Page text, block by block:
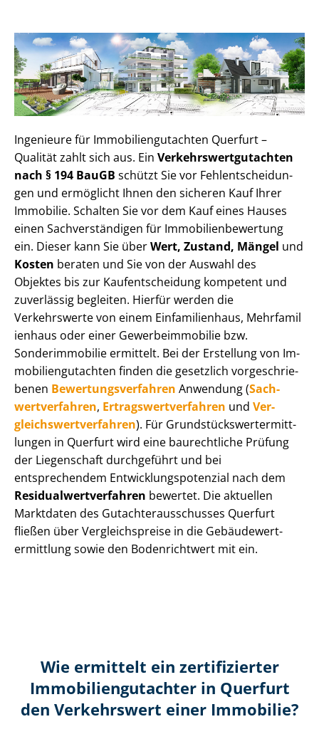
Ingenieure für Im­mo­bi­li­en­gut­ach­ten Querfurt –
Qualität zahlt sich aus. Ein Ver­kehrs­wert­gut­ach­ten
nach § 194 BauGB schützt Sie vor Fehl­ent­schei­dun­
gen und ermöglicht Ihnen den sicheren Kauf Ihrer
Immobilie. Schalten Sie vor dem Kauf eines Hauses
einen Sach­ver­stän­di­gen für Im­mo­bi­li­en­be­wer­tung
ein. Dieser kann Sie überWert, Zustand, Mängel und
Kosten beraten und Sie von der Auswahl des
Objektes bis zur Kauf­ent­schei­dung kompetent und
zuverlässig begleiten. Hierfür werden die
Verkehrswerte von einem Einfamilienhaus, Mehr­fa­mi­l
i­en­haus oder einer Ge­wer­be­im­mo­bi­lie bzw.
Sonderimmobilie ermittelt. Bei der Erstellung von Im­
mo­bi­li­en­gut­ach­ten finden die gesetzlich vor­ge­schrie­
be­nen Be­wer­tungs­ver­fah­ren Anwendung (Sach­
wert­ver­fah­ren, Er­trags­wert­ver­fah­ren und Ver­
gleichs­wert­ver­fah­ren). Für Grund­stücks­wert­ermitt­
lun­gen in Querfurt wird eine baurechtliche Prüfung
der Liegenschaft durchgeführt und bei
entsprechendem Ent­wick­lungs­po­ten­zi­al nach dem
Re­si­du­al­wert­ver­fah­ren bewertet. Die aktuellen
Marktdaten des Gut­ach­ter­aus­schus­ses Querfurt
fließen über Ver­gleichs­prei­se in die Ge­bäu­de­wert­
ermitt­lung sowie den Bodenrichtwert mit ein.
Wie ermittelt ein zertifizierter
Immobilien­gutachter in Querfurt
den Verkehrswert einer Immobilie?